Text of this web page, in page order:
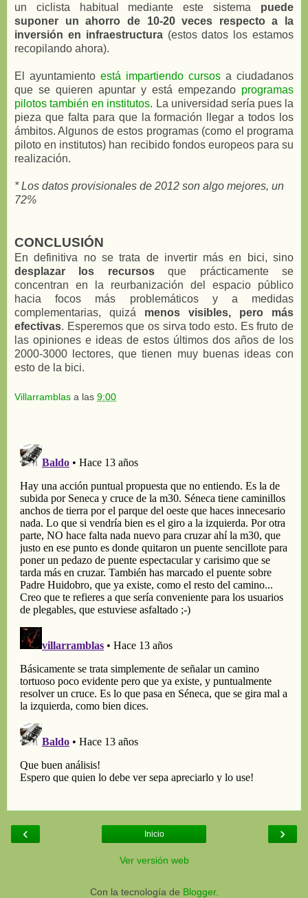
un ciclista habitual mediante este sistema puede
suponer un ahorro de 10-20 veces respecto a la
inversión en infraestructura(estos datos los estamos
recopilando ahora).
El ayuntamiento está impartiendo cursos a ciudadanos
que se quieren apuntar y está empezando programas
pilotos también en institutos. La universidad sería pues la
pieza que falta para que la formación llegar a todos los
ámbitos. Algunos de estos programas (como el programa
piloto en institutos) han recibido fondos europeos para su
realización.
* Los datos provisionales de 2012 son algo mejores, un
72%
CONCLUSIÓN
En definitiva no se trata de invertir más en bici, sino
desplazar los recursosque prácticamente se
concentran en la reurbanización del espacio público
hacia focos más problemáticos y a medidas
complementarias, quizá menos visibles, pero más
efectivas. Esperemos que os sirva todo esto. Es fruto de
las opiniones e ideas de estos últimos dos años de los
2000-3000 lectores, que tienen muy buenas ideas con
esto de la bici.
Villarramblas a las 9:00
‹ ›
Inicio
Ver versión web
Con la tecnología de Blogger.